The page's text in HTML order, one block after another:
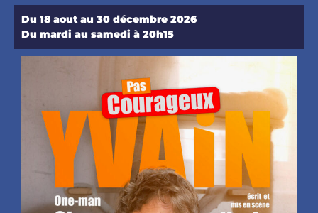
Du 18 aout au 30 décembre 2026
Du mardi au samedi à 20h15